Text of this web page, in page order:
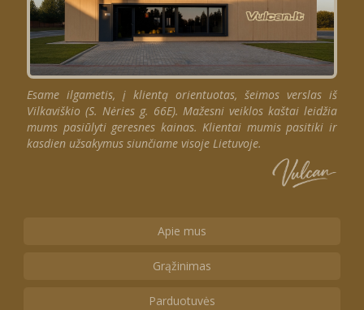
Esame ilgametis, į klientą orientuotas, šeimos verslas iš
Vilkaviškio (S. Nėries g. 66E). Mažesni veiklos kaštai leidžia
mums pasiūlyti geresnes kainas. Klientai mumis pasitiki ir
kasdien užsakymus siunčiame visoje Lietuvoje.
Apie mus
Grąžinimas
Parduotuvės